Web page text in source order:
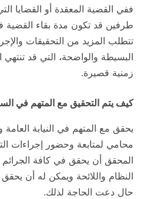
ففي القضية المعقدة أو القضايا
طرفين قد تكون مدة بقاء القضية
تتطلب المزيد من التحقيقات
البسيطة والواضحة، التي قد تنتهي
زمنية قصيرة.
كيف يتم التحقيق مع المتهم في
يحقق مع المتهم في النيابة
محامي لمتابعة وحضور إجراءات
المحقق أن يحقق في كافة
النظام واللائحة ويمكن له أن
حال دعت الحاجة لذلك.